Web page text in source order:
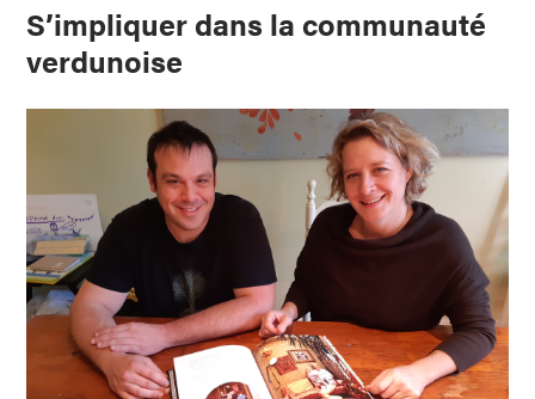
S’impliquer dans la communauté
verdunoise